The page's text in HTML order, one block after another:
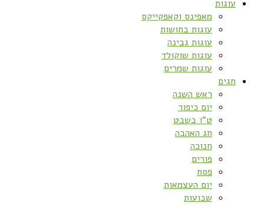
עוגות
מאפינס וקאפקייקס
עוגות בחושות
עוגות גבינה
עוגות שוקולד
עוגות שמרים
חגים
ראש השנה
יום כיפור
ט”ו בשבט
חג האהבה
חנוכה
פורים
פסח
יום העצמאות
שבועות